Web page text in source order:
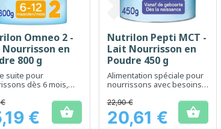
Aperçu rapide
Omneo 2 -
en
800 g
suite pour
dès 6 mois,
spécifiques
€ 
Aperçu rapide
Nutrilon Pepti MCT -
Lait Nourrisson en
Poudre 450 g
Alimentation spéciale pour
nourrissons avec besoins
Prix
22,90 €
20,61 € 